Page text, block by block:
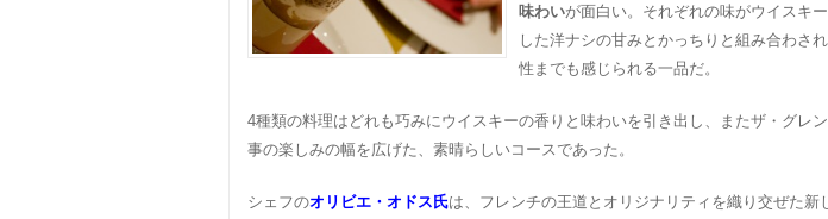
味わいが面白い。それぞれの味がウイスキ
した洋ナシの甘みとかっちりと組み合わさ
性までも感じられる一品だ。
4種類の料理はどれも巧みにウイスキーの香りと味わいを引き出し、またザ・グレ
事の楽しみの幅を広げた、素晴らしいコースであった。
シェフのオリビエ・オドス氏は、フレンチの王道とオリジナリティを織り交ぜた新